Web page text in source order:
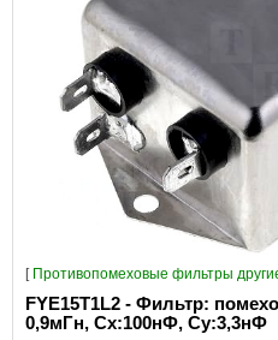
[ Противопомеховые фильтры
FYE15T1L2 - Фильтр:
0,9мГн, Сх:100нФ, Су:3,3нФ